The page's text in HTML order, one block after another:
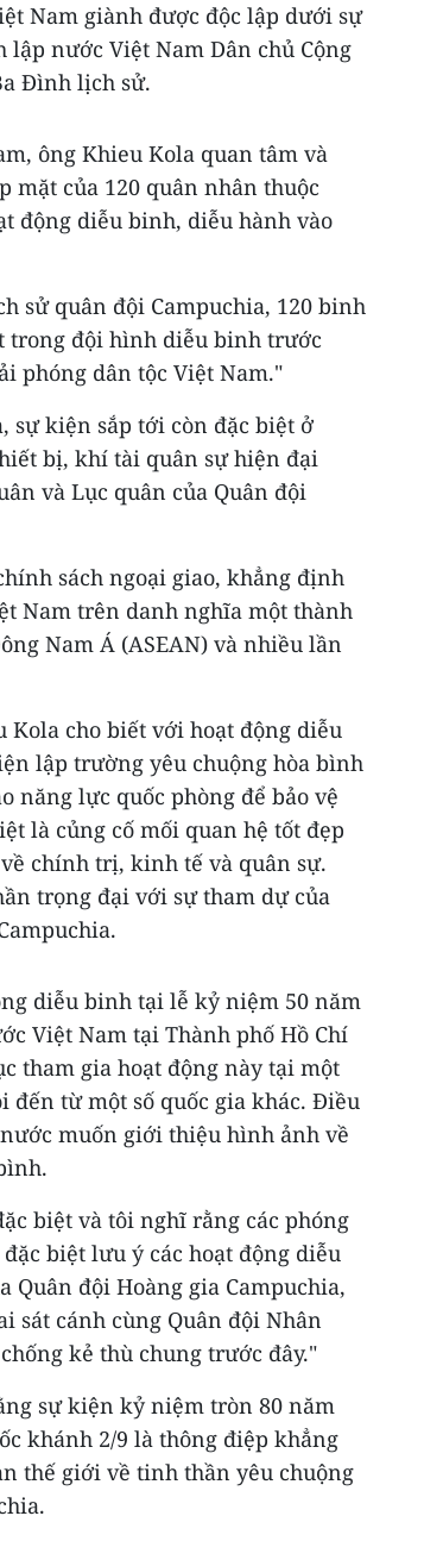
Nam giành được độc lập dưới sự
nước Việt Nam Dân chủ Cộng
Đình lịch sử.
ông Khieu Kola quan tâm và
mặt của 120 quân nhân thuộc
động diễu binh, diễu hành vào
sử quân đội Campuchia, 120 binh
trong đội hình diễu binh trước
phóng dân tộc Việt Nam."
sự kiện sắp tới còn đặc biệt ở
bị, khí tài quân sự hiện đại
và Lục quân của Quân đội
sách ngoại giao, khẳng định
Nam trên danh nghĩa một thành
Nam Á (ASEAN) và nhiều lần
Kola cho biết với hoạt động diễu
lập trường yêu chuộng hòa bình
năng lực quốc phòng để bảo vệ
là củng cố mối quan hệ tốt đẹp
chính trị, kinh tế và quân sự.
trọng đại với sự tham dự của
diễu binh tại lễ kỷ niệm 50 năm
Việt Nam tại Thành phố Hồ Chí
tham gia hoạt động này tại một
đến từ một số quốc gia khác. Điều
muốn giới thiệu hình ảnh về
biệt và tôi nghĩ rằng các phóng
biệt lưu ý các hoạt động diễu
đội Hoàng gia Campuchia,
sát cánh cùng Quân đội Nhân
kẻ thù chung trước đây."
sự kiện kỷ niệm tròn 80 năm
khánh 2/9 là thông điệp khẳng
thế giới về tinh thần yêu chuộng